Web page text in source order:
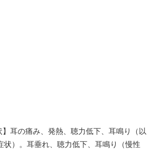
耳の痛み、発熱、聴力低下、耳鳴り（以
状）。耳垂れ、聴力低下、耳鳴り（慢性